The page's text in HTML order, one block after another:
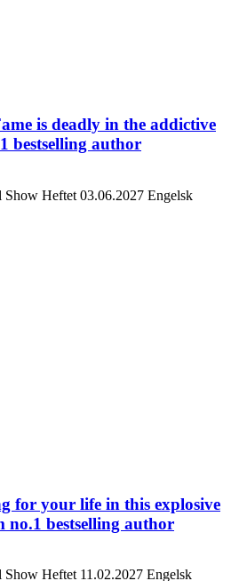
is deadly in the addictive
bestselling author
Show Heftet 03.06.2027 Engelsk
for your life in this explosive
bestselling author
Show Heftet 11.02.2027 Engelsk